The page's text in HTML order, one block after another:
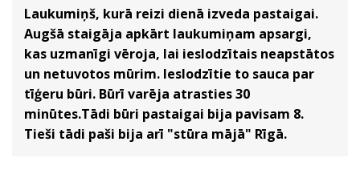
Laukumiņš, kurā reizi dienā izveda pastaigai.
Augšā staigāja apkārt laukumiņam apsargi,
kas uzmanīgi vēroja, lai ieslodzītais neapstātos
un netuvotos mūrim. Ieslodzītie to sauca par
tīģeru būri. Būrī varēja atrasties 30
minūtes.Tādi būri pastaigai bija pavisam 8.
Tieši tādi paši bija arī "stūra mājā" Rīgā.